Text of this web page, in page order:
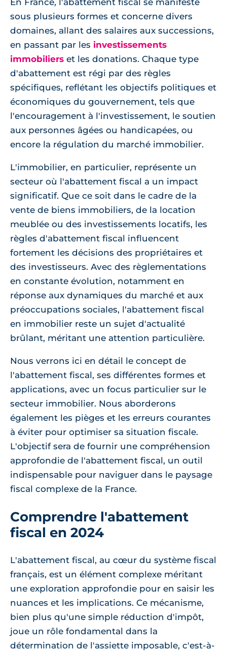
En France, l'abattement fiscal se manifeste
sous plusieurs formes et concerne divers
domaines, allant des salaires aux successions,
en passant par les investissements
immobiliers et les donations. Chaque type
d'abattement est régi par des règles
spécifiques, reflétant les objectifs politiques et
économiques du gouvernement, tels que
l'encouragement à l'investissement, le soutien
aux personnes âgées ou handicapées, ou
encore la régulation du marché immobilier.
L'immobilier, en particulier, représente un
secteur où l'abattement fiscal a un impact
significatif. Que ce soit dans le cadre de la
vente de biens immobiliers, de la location
meublée ou des investissements locatifs, les
règles d'abattement fiscal influencent
fortement les décisions des propriétaires et
des investisseurs. Avec des règlementations
en constante évolution, notamment en
réponse aux dynamiques du marché et aux
préoccupations sociales, l'abattement fiscal
en immobilier reste un sujet d'actualité
brûlant, méritant une attention particulière.
Nous verrons ici en détail le concept de
l'abattement fiscal, ses différentes formes et
applications, avec un focus particulier sur le
secteur immobilier. Nous aborderons
également les pièges et les erreurs courantes
à éviter pour optimiser sa situation fiscale.
L'objectif sera de fournir une compréhension
approfondie de l'abattement fiscal, un outil
indispensable pour naviguer dans le paysage
fiscal complexe de la France.
Comprendre l'abattement
fiscal en 2024
L'abattement fiscal, au cœur du système fiscal
français, est un élément complexe méritant
une exploration approfondie pour en saisir les
nuances et les implications. Ce mécanisme,
bien plus qu'une simple réduction d'impôt,
joue un rôle fondamental dans la
détermination de l'assiette imposable, c'est-à-